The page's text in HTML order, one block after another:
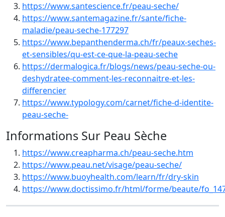
https://www.santescience.fr/peau-seche/
https://www.santemagazine.fr/sante/fiche-
maladie/peau-seche-177297
https://www.bepanthenderma.ch/fr/peaux-seches-
et-sensibles/qu-est-ce-que-la-peau-seche
https://dermalogica.fr/blogs/news/peau-seche-ou-
deshydratee-comment-les-reconnaitre-et-les-
differencier
https://www.typology.com/carnet/fiche-d-identite-
peau-seche-
Informations Sur Peau Sèche
https://www.creapharma.ch/peau-seche.htm
https://www.peau.net/visage/peau-seche/
https://www.buoyhealth.com/learn/fr/dry-skin
https://www.doctissimo.fr/html/forme/beaute/